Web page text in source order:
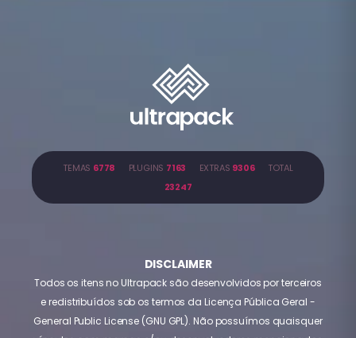
TEMAS 6778 PLUGINS 7163 EXTRAS 9306TOTAL
23247
DISCLAIMER
Todos os itens no Ultrapack são desenvolvidos por terceiros
e redistribuídos sob os termos da Licença Pública Geral -
General Public License (GNU GPL). Não possuímos quaisquer